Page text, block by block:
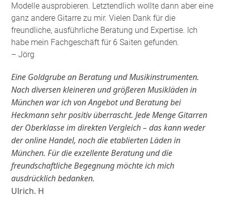
Modelle ausprobieren. Letztendlich wollte dann aber eine
ganz andere Gitarre zu mir. Vielen Dank für die
freundliche, ausführliche Beratung und Expertise. Ich
habe mein Fachgeschäft für 6 Saiten gefunden.
– Jörg
Eine Goldgrube an Beratung und Musikinstrumenten.
Nach diversen kleineren und größeren Musikläden in
München war ich von Angebot und Beratung bei
Heckmann sehr positiv überrascht. Jede Menge Gitarren
der Oberklasse im direkten Vergleich – das kann weder
der online Handel, noch die etablierten Läden in
München. Für die exzellente Beratung und die
freundschaftliche Begegnung möchte ich mich
ausdrücklich bedanken.
Ulrich. H